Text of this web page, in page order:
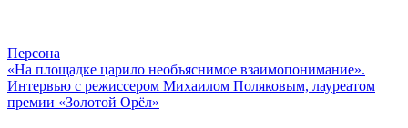
Персона
«На площадке царило необъяснимое взаимопонимание».
Интервью с режиссером Михаилом Поляковым, лауреатом
премии «Золотой Орёл»